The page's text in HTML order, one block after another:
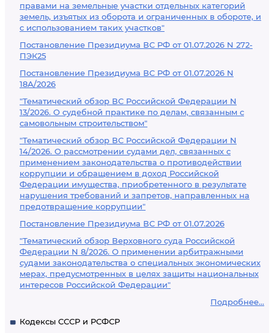
правами на земельные участки отдельных категорий
земель, изъятых из оборота и ограниченных в обороте, и
с использованием таких участков"
Постановление Президиума ВС РФ от 01.07.2026 N 272-
ПЭК25
Постановление Президиума ВС РФ от 01.07.2026 N
18А/2026
"Тематический обзор ВС Российской Федерации N
13/2026. О судебной практике по делам, связанным с
самовольным строительством"
"Тематический обзор ВС Российской Федерации N
14/2026. О рассмотрении судами дел, связанных с
применением законодательства о противодействии
коррупции и обращением в доход Российской
Федерации имущества, приобретенного в результате
нарушения требований и запретов, направленных на
предотвращение коррупции"
Постановление Президиума ВС РФ от 01.07.2026
"Тематический обзор Верховного суда Российской
Федерации N 8/2026. О применении арбитражными
судами законодательства о специальных экономических
мерах, предусмотренных в целях защиты национальных
интересов Российской Федерации"
Подробнее...
Кодексы СССР и РСФСР